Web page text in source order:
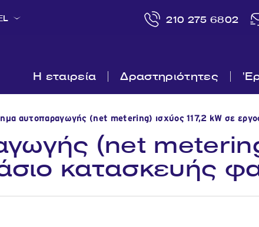
210 275 6802
Η εταιρεία Δραστηριότητες
αυτοπαραγωγής (net metering) ισχύος 117,2 kW σε
(net
κατασκευής